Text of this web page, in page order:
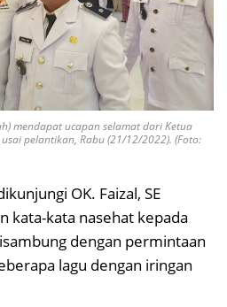
mendapat ucapan selamat dari Ketua
usai pelantikan, Rabu (21/12/2022). (Foto:
OK. Faizal, SE
kata-kata nasehat kepada
dengan permintaan
lagu dengan iringan